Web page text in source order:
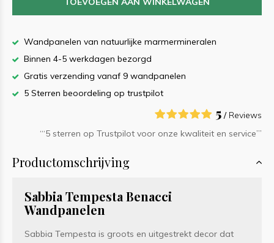
Wandpanelen van natuurlijke marmermineralen
Binnen 4-5 werkdagen bezorgd
Gratis verzending vanaf 9 wandpanelen
5 Sterren beoordeling op trustpilot
5 / Reviews
‘“5 sterren op Trustpilot voor onze kwaliteit en service”’
Productomschrijving
Sabbia Tempesta Benacci
Wandpanelen
Sabbia Tempesta is groots en uitgestrekt decor dat